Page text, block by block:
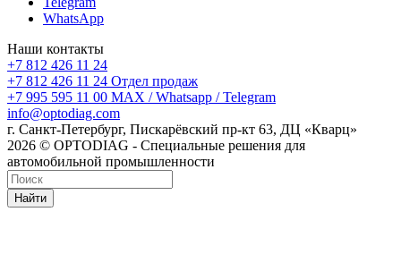
WhatsApp
Наши контакты
+7 812 426 11 24
+7 812 426 11 24 Отдел продаж
+7 995 595 11 00 MAX / Whatsapp / Telegram
info@optodiag.com
г. Санкт-Петербург, Пискарёвский пр-кт 63, ДЦ «Кварц»
2026 © OPTODIAG - Специальные решения для
автомобильной промышленности
Найти